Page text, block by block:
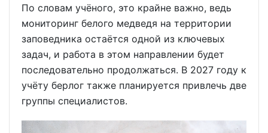
По словам учёного, это крайне важно, ведь
мониторинг белого медведя на территории
заповедника остаётся одной из ключевых
задач, и работа в этом направлении будет
последовательно продолжаться. В 2027 году к
учёту берлог также планируется привлечь две
группы специалистов.